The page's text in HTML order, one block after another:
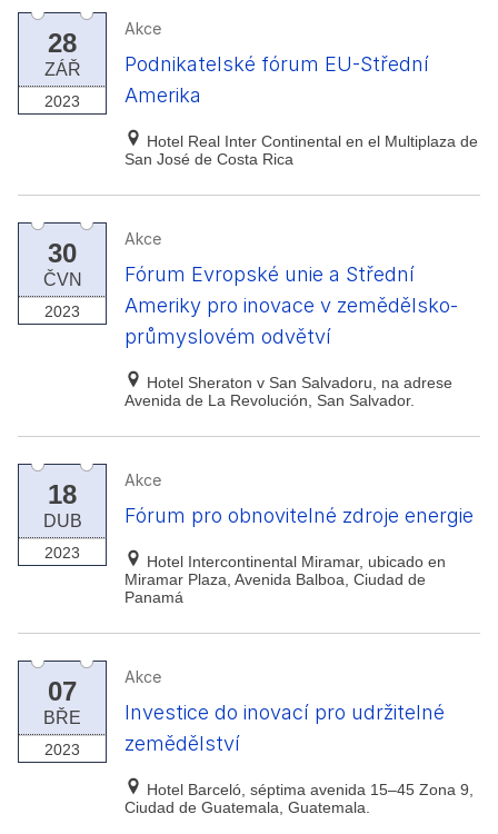
28
ZÁŘ
2023
Akce
Podnikatelské fórum EU-Střední
Amerika
Hotel Real Inter Continental en el Multiplaza de
San José de Costa Rica
30
ČVN
2023
Akce
Fórum Evropské unie a Střední
Ameriky pro inovace v zemědělsko-
průmyslovém odvětví
Hotel Sheraton v San Salvadoru, na adrese
Avenida de La Revolución, San Salvador.
18
DUB
2023
Akce
Fórum pro obnovitelné zdroje energie
Hotel Intercontinental Miramar, ubicado en
Miramar Plaza, Avenida Balboa, Ciudad de
Panamá
07
BŘE
2023
Akce
Investice do inovací pro udržitelné
zemědělství
Hotel Barceló, séptima avenida 15–45 Zona 9,
Ciudad de Guatemala, Guatemala.